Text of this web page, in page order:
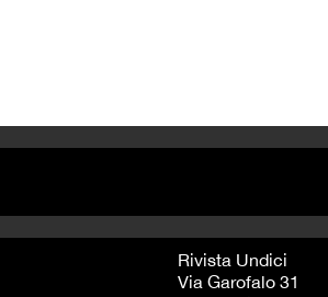
Rivista Undici
Via Garofalo 31